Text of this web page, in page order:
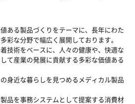
ある製品づくりをテーマに、長年にわた
彩な分野で幅広く展開しております。
技術をベースに、人々の健康や、快適な
て産業の発展に貢献する多彩な価値ある
身近な暮らしを見つめるメディカル製品
品を事務システムとして提案する消費材